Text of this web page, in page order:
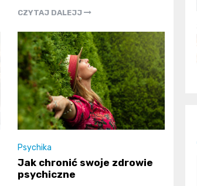
CZYTAJ DALEJJ
Psychika
Jak chronić swoje zdrowie
psychiczne